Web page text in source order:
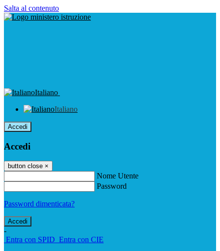
Salta al contenuto
Italiano
Italiano
Accedi
Accedi
button close ×
Nome Utente
Password
Password dimenticata?
-
Entra con SPID Entra con CIE